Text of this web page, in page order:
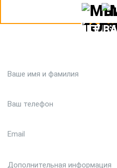
ЗАДАЙТЕ
Или кратко опишите